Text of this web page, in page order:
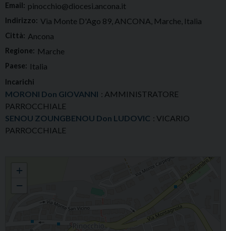
Email: pinocchio@diocesi.ancona.it
Indirizzo: Via Monte D'Ago 89, ANCONA, Marche, Italia
Città: Ancona
Regione: Marche
Paese: Italia
Incarichi
MORONI Don GIOVANNI : AMMINISTRATORE
PARROCCHIALE
SENOU ZOUNGBENOU Don LUDOVIC : VICARIO
PARROCCHIALE
PARROCCHIA S. MICHELE ARCANGELO AL PINOCCHIO
+
−